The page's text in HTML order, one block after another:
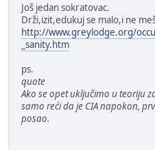
Još jedan sokratovac.
Drži,izit,edukuj se malo,i ne
http://www.greylodge.org/
_sanity.htm
ps.
quote
Ako se opet uključimo u teoriju
samo reći da je CIA napokon,
posao.